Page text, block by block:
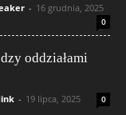
- 16 grudnia, 2025
0
oddziałami
- 19 lipca, 2025 0